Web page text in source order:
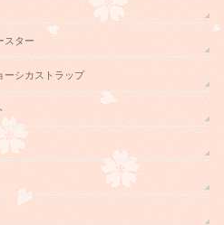
スター
ーシカストラップ